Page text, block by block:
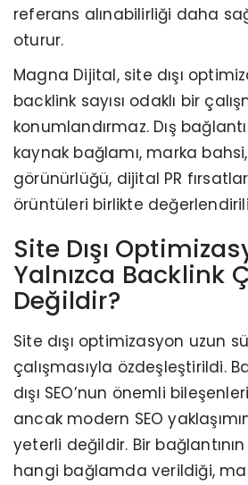
referans alınabilirliği daha
oturur.
Magna Dijital, site dışı
backlink sayısı odaklı bir
konumlandırmaz. Dış
kaynak bağlamı, marka
görünürlüğü, dijital PR
örüntüleri birlikte
Site Dışı
Yalnızca Backlink
Değildir?
Site dışı optimizasyon uzun
çalışmasıyla özdeşleştirildi.
dışı SEO’nun önemli
ancak modern SEO
yeterli değildir. Bir
hangi bağlamda verildiği,